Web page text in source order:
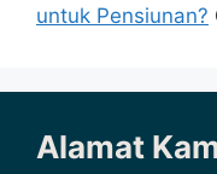
untuk Pensiunan?
Alamat